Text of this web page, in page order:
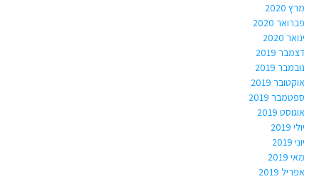
מרץ 2020
פברואר 2020
ינואר 2020
דצמבר 2019
נובמבר 2019
אוקטובר 2019
ספטמבר 2019
אוגוסט 2019
יולי 2019
יוני 2019
מאי 2019
אפריל 2019